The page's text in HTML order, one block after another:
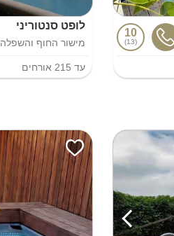
10
13
לופט סנטוריני
מישור החוף והשפלה
עד 215אורחים